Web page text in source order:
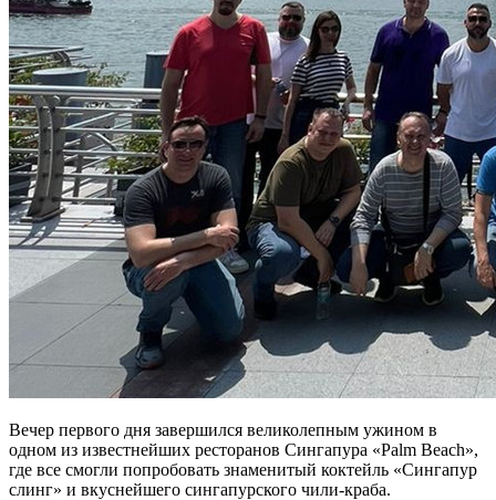
Вечер первого дня завершился великолепным ужином в
одном из известнейших ресторанов Сингапура «Palm Beach»,
где все смогли попробовать знаменитый коктейль «Сингапур
слинг» и вкуснейшего сингапурского чили-краба.